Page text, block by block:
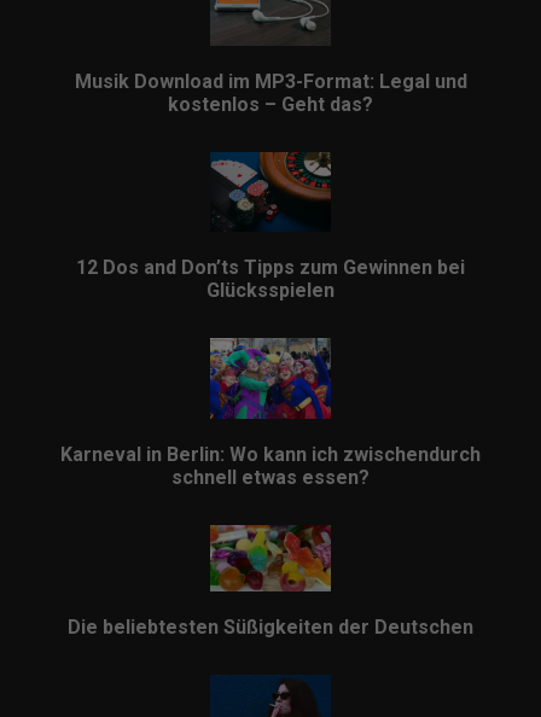
Musik Download im MP3-Format: Legal und
kostenlos – Geht das?
12 Dos and Don’ts Tipps zum Gewinnen bei
Glücksspielen
Karneval in Berlin: Wo kann ich zwischendurch
schnell etwas essen?
Die beliebtesten Süßigkeiten der Deutschen